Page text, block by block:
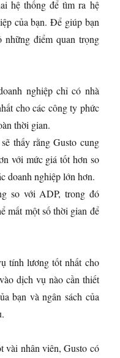
hệ thống để tìm ra hệ
của bạn. Để giúp bạn
những điểm quan trọng
nghiệp chỉ có nhà
cho các công ty phức
thời gian.
thấy rằng Gusto cung
với mức giá tốt hơn so
doanh nghiệp lớn hơn.
so với ADP, trong đó
mất một số thời gian để
tính lương tốt nhất cho
dịch vụ nào cần thiết
bạn và ngân sách của
vài nhân viên, Gusto có